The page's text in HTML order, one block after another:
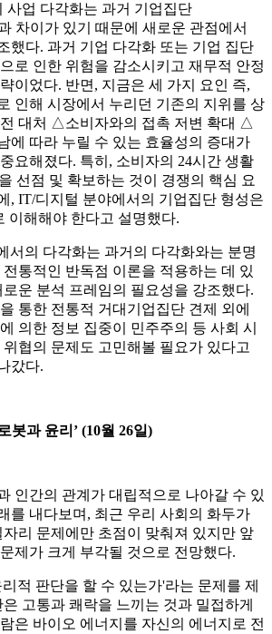
사업 다각화는 과거 기업집단
차이가 있기 때문에 새로운 관점에서
했다. 과거 기업 다각화 또는 기업 집단
로 인한 위험을 감소시키고 재무적 안정
이었다. 반면, 지금은 세 가지 요인 즉,
인해 시장에서 누리던 기존의 지위를 상
대처 △소비자와의 접촉 저변 확대 △
에 따라 누릴 수 있는 효율성의 증대가
요해졌다. 특히, 소비자의 24시간 생활
선점 및 확보하는 것이 경쟁의 핵심 요
, IT/디지털 분야에서의 기업집단 형성은
이해해야 한다고 설명했다.
서의 다각화는 과거의 다각화와는 분명
통적인 반독점 이론을 적용하는 데 있
운 분석 프레임의 필요성을 강조했다.
통한 전통적 거대기업집단 견제 외에
의한 정보 집중이 민주주의 등 사회 시
협의 문제도 고민해볼 필요가 있다고
갔다.
봇과 윤리’ (10월 26일)
인간의 관계가 대립적으로 나아갈 수 있
를 내다보며, 최근 우리 사회의 화두가
리 문제에만 초점이 맞춰져 있지만 앞
제가 크게 부각될 것으로 전망했다.
적 판단을 할 수 있는가'라는 문제를 제
고통과 쾌락을 느끼는 것과 밀접하게
은 바이오 에너지를 자신의 에너지로 전